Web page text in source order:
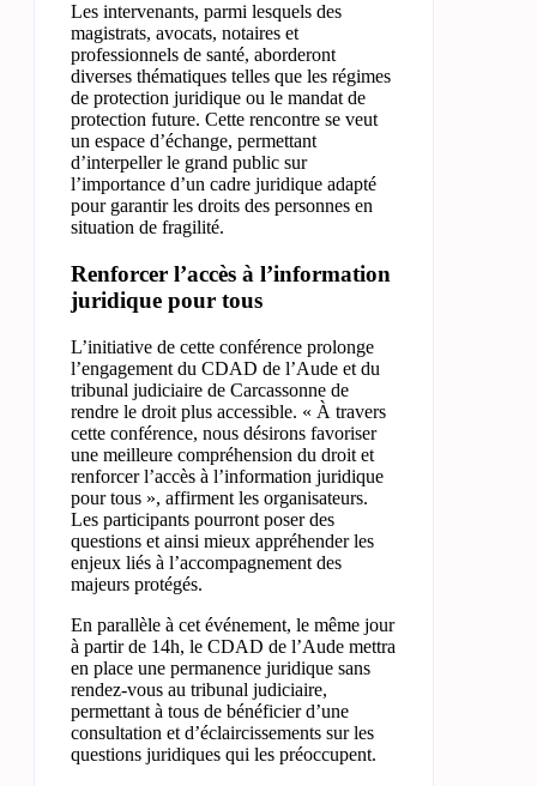
Les intervenants, parmi lesquels des
magistrats, avocats, notaires et
professionnels de santé, aborderont
diverses thématiques telles que les régimes
de protection juridique ou le mandat de
protection future. Cette rencontre se veut
un espace d’échange, permettant
d’interpeller le grand public sur
l’importance d’un cadre juridique adapté
pour garantir les droits des personnes en
situation de fragilité.
Renforcer l’accès à l’information
juridique pour tous
L’initiative de cette conférence prolonge
l’engagement du CDAD de l’Aude et du
tribunal judiciaire de Carcassonne de
rendre le droit plus accessible. « À travers
cette conférence, nous désirons favoriser
une meilleure compréhension du droit et
renforcer l’accès à l’information juridique
pour tous », affirment les organisateurs.
Les participants pourront poser des
questions et ainsi mieux appréhender les
enjeux liés à l’accompagnement des
majeurs protégés.
En parallèle à cet événement, le même jour
à partir de 14h, le CDAD de l’Aude mettra
en place une permanence juridique sans
rendez-vous au tribunal judiciaire,
permettant à tous de bénéficier d’une
consultation et d’éclaircissements sur les
questions juridiques qui les préoccupent.